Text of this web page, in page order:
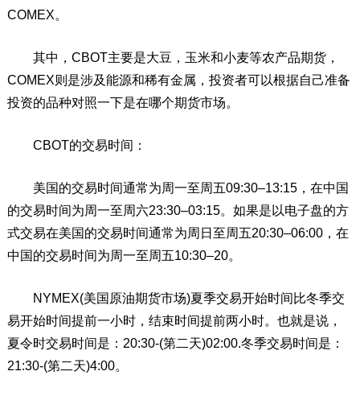
COMEX。
其中，CBOT主要是大豆，玉米和小麦等农产品期货，
COMEX则是涉及能源和稀有金属，投资者可以根据自己准备
投资的品种对照一下是在哪个期货市场。
CBOT的交易时间：
美国的交易时间通常为周一至周五09:30–13:15，在中国
的交易时间为周一至周六23:30–03:15。如果是以电子盘的方
式交易在美国的交易时间通常为周日至周五20:30–06:00，在
中国的交易时间为周一至周五10:30–20。
NYMEX(美国原油期货市场)夏季交易开始时间比冬季交
易开始时间提前一小时，结束时间提前两小时。也就是说，
夏令时交易时间是：20:30-(第二天)02:00.冬季交易时间是：
21:30-(第二天)4:00。